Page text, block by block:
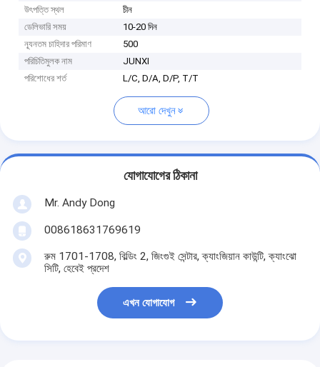
উৎপত্তি স্থল
চীন
ডেলিভারি সময়
10-20 দিন
ন্যূনতম চাহিদার পরিমাণ
500
পরিচিতিমুলক নাম
JUNXI
পরিশোধের শর্ত
L/C, D/A, D/P, T/T
আরো দেখুন
যোগাযোগের ঠিকানা
Mr. Andy Dong
008618631769619
রুম 1701-1708, বিল্ডিং 2, জিংগুই সেন্টার, ক্যাংজিয়ান কাউন্টি, ক্যাংঝো
সিটি, হেবেই প্রদেশ
এখন যোগাযোগ